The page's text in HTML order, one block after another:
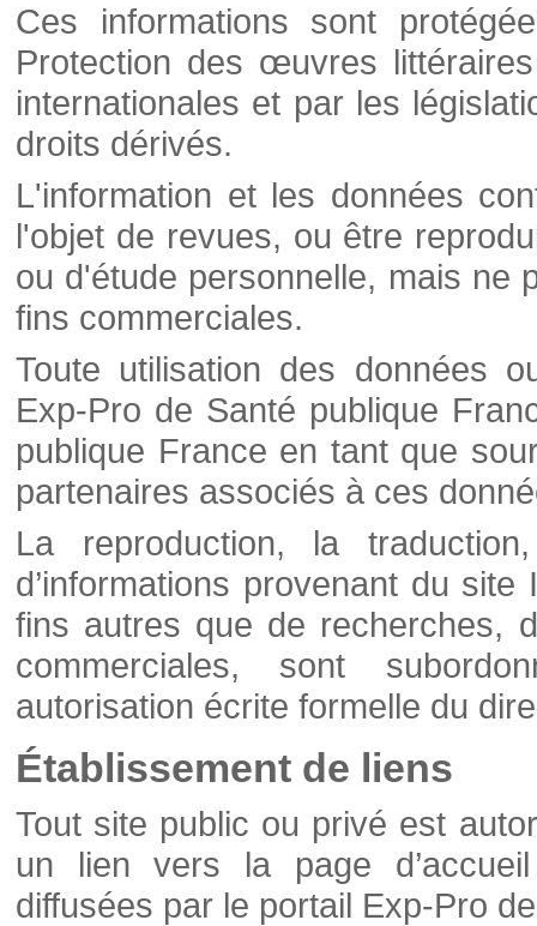
Ces informations sont
Protection des œuvres
internationales et par les
droits dérivés.
L'information et les données
l'objet de revues, ou être
ou d'étude personnelle, mais ne
fins commerciales.
Toute utilisation des données
Exp-Pro de Santé publique
publique France en tant que
partenaires associés à ces
La reproduction, la
d’informations provenant du
fins autres que de recherches,
commerciales, sont
autorisation écrite formelle du
Établissement de liens
Tout site public ou privé est
un lien vers la page
diffusées par le portail Exp-Pro